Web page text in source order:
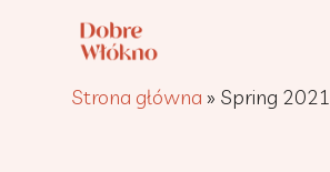
Strona główna » Spring 2021